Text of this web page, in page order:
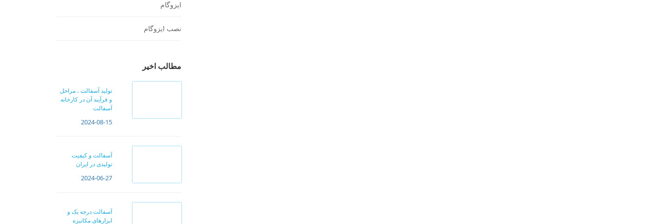
ایزوگام
نصب ایزوگام
مطالب اخیر
تولید آسفالت ، مراحل
و فرآیند آن در کارخانه
آسفالت
2024-08-15
آسفالت و کیفیت
تولیدی در ایران
2024-06-27
آسفالت درجه یک و
ابزارهای مکانیزه